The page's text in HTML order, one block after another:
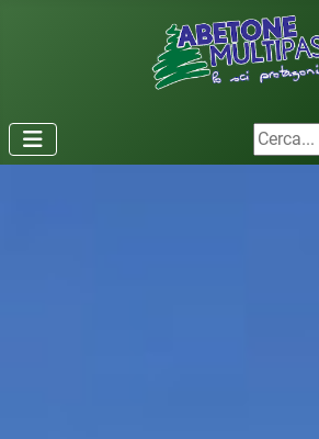
Cerca...